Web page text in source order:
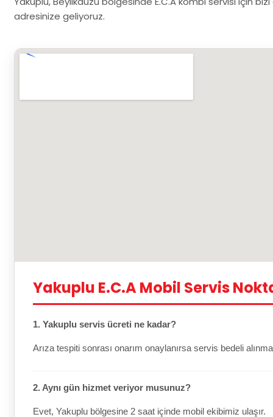
adresinize geliyoruz.
Yakuplu E.C.A Mobil Servis
1. Yakuplu servis ücreti ne kadar?
Arıza tespiti sonrası onarım onaylanırsa servis bedeli
2. Aynı gün hizmet veriyor musunuz?
Evet, Yakuplu bölgesine 2 saat içinde mobil ekibimiz ulaşır.